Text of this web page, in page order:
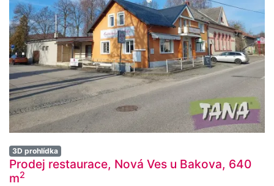
3D prohlídka
Prodej restaurace, Nová Ves u Bakova, 640
m2